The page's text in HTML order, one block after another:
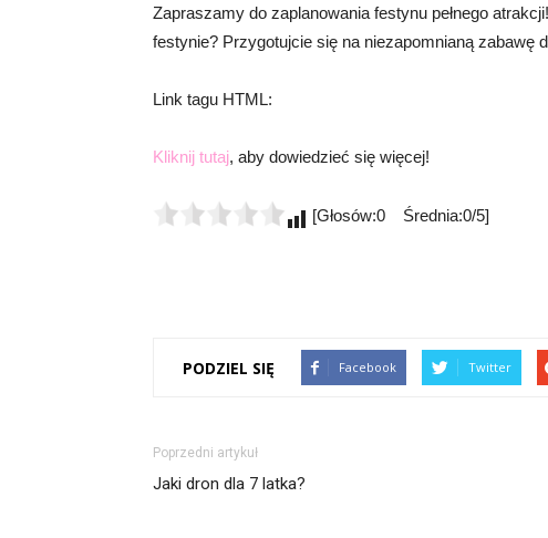
Zapraszamy do zaplanowania festynu pełnego
festynie? Przygotujcie się na niezapomnianą zabawę
Link tagu HTML:
Kliknij tutaj, aby dowiedzieć się więcej!
[Głosów:0 Średnia:0/5]
PODZIEL SIĘ Facebook Twitter
Poprzedni artykuł
Jaki dron dla 7 latka?